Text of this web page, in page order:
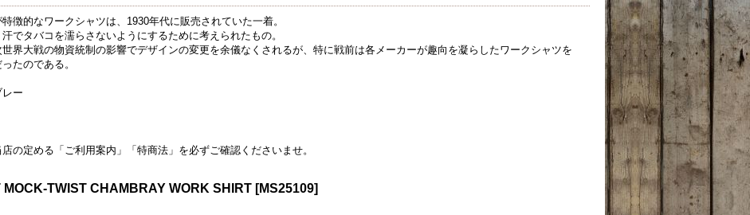
徴的なワークシャツは、1930年代に販売されていた一着。
でタバコを濡らさないようにするために考えられたもの。
界大戦の物資統制の影響でデザインの変更を余儀なくされるが、特に戦前は各メーカーが趣向を凝らしたワークシャツを
たのである。
ー
の定める「ご利用案内」「特商法」を必ずご確認くださいませ。
TWIST CHAMBRAY WORK SHIRT [MS25109]